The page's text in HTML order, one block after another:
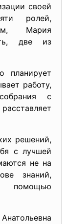
своей
ролей,
Мария
две из
планирует
работу,
с
решений,
с лучшей
не на
знаний,
помощью